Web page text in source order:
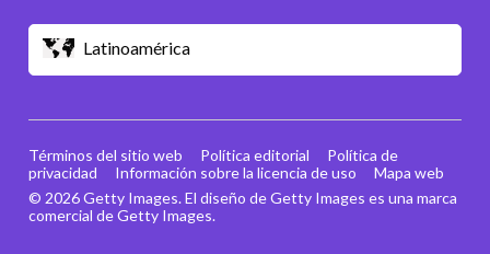
Latinoamérica
© 2026 Getty Images. El diseño de Getty Images es una marca
comercial de Getty Images.
Términos del sitio web Política editorial
Política de
privacidad
Información sobre la licencia de uso Mapa web